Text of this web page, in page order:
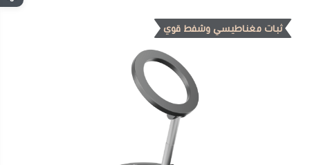
ثبات مغناطيسي وشفط قوي